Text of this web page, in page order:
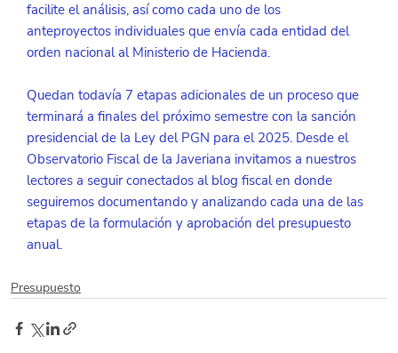
facilite el análisis, así como cada uno de los
anteproyectos individuales que envía cada entidad del
orden nacional al Ministerio de Hacienda.
Quedan todavía 7 etapas adicionales de un proceso que
terminará a finales del próximo semestre con la sanción
presidencial de la Ley del PGN para el 2025. Desde el
Observatorio Fiscal de la Javeriana invitamos a nuestros
lectores a seguir conectados al blog fiscal en donde
seguiremos documentando y analizando cada una de las
etapas de la formulación y aprobación del presupuesto
anual.
Presupuesto